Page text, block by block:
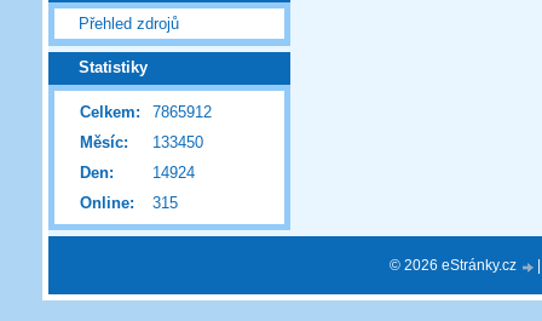
Přehled zdrojů
Statistiky
Online: 315
Celkem:
7865912
Měsíc:
133450
Den:
14924
© 2026 eStránky.cz